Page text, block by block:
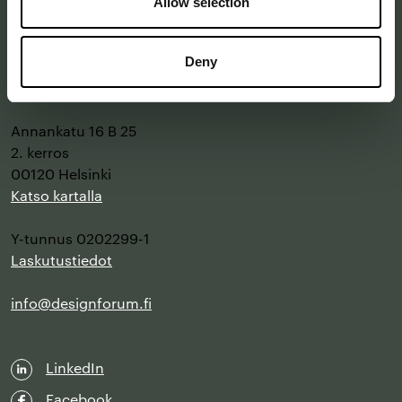
Deny
with design
–
Annankatu 16 B 25
2. kerros
00120 Helsinki
Katso kartalla
Y-tunnus 0202299-1
Laskutustiedot
info@designforum.fi
LinkedIn